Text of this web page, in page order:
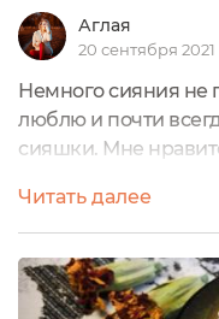
Аглая
20 сентября 2021
Немного сияния не
люблю и почти
сияшки. Мне
деликатно
состав - это тоже
именно это
любой
Читать далее